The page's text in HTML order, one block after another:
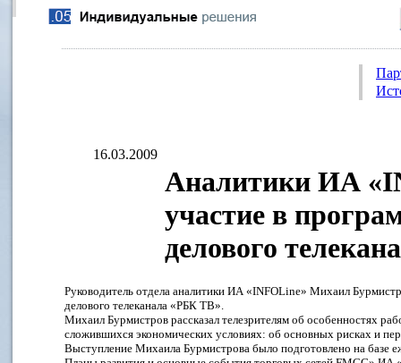
16.03.2009
Аналитики ИА
участие в
делового
Руководитель отдела аналитики ИА «INFOLine» Михаил
делового телеканала «РБК ТВ».
Михаил Бурмистров рассказал телезрителям об особенностях
сложившихся экономических условиях: об основных рисках и
Выступление Михаила Бурмистрова было подготовлено на базе